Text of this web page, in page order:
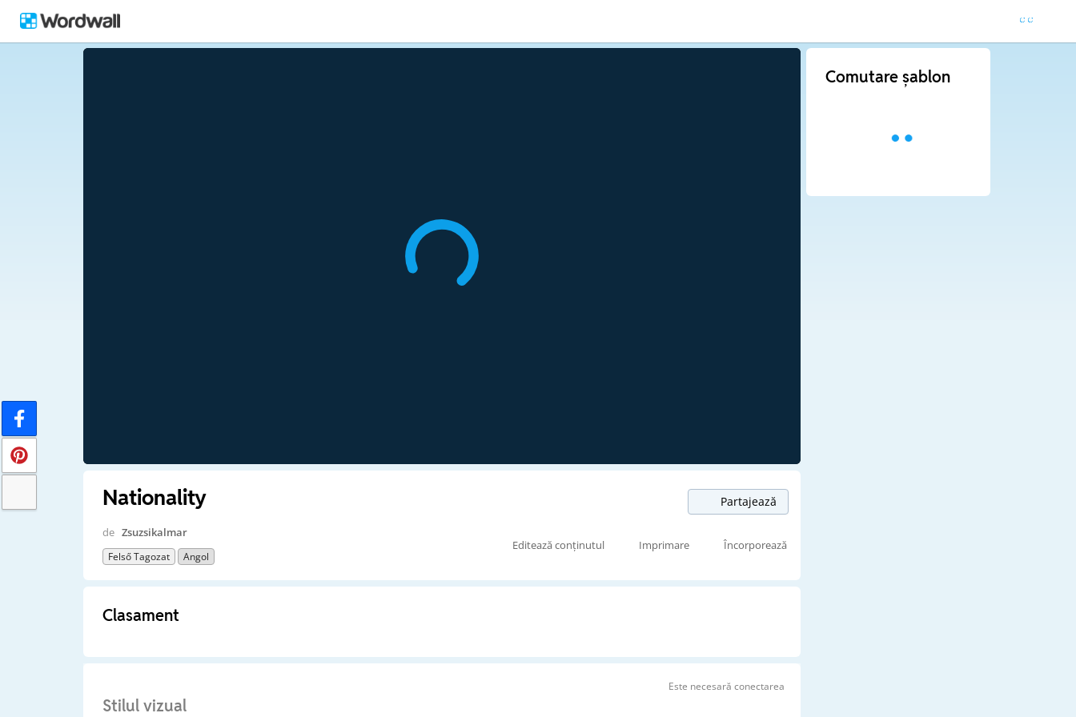
Nationality Partajează
de Zsuzsikalmar
Felső Tagozat Angol
Editează conținutul Imprimare Încorporează
Clasament
Este necesară conectarea
Stilul vizual
Comutare șablon